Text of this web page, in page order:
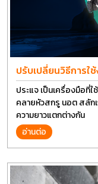
ปรับเปลี่ยนวิธีการใ
ใช้งานประแจได้อีก
ประแจ เป็นเครื่องมือที่
คลายหัวสกรู นอต สลัก
ความยาวแตกต่างกัน
อ่านต่อ